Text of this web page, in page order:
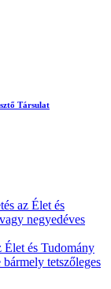
Társulat
az Élet és
negyedéves
Élet és Tudomány
tetszőleges